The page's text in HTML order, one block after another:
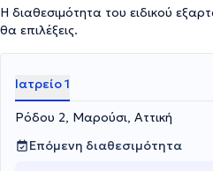
να αλλάξουν την σχέση σας με τα
Η διαθεσιμότητα του ειδικού
θα επιλέξεις.
Ιατρείο 1
Ρόδου 2, Μαρούσι, Αττική
Επόμενη διαθεσιμότητα